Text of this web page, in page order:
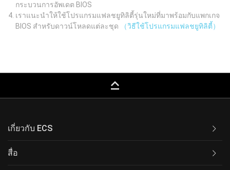
กระบวนการอัพเดต BIOS
เราแนะนำให้ใช้โปรแกรมแฟลชยูทิลิตี้รุ่นใหม่ที่มาพร้อมกับแพกเกจ
BIOS สำหรับดาวน์โหลดแต่ละชุด
（วิธีใช้โปรแกรมแฟลชยูทิลิตี้）
keyboard_capslock
เกี่ยวกับ ECS
สื่อ